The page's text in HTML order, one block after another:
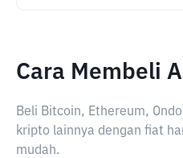
Cara Membeli
Beli Bitcoin, Ethereum,
kripto lainnya dengan fiat
mudah.